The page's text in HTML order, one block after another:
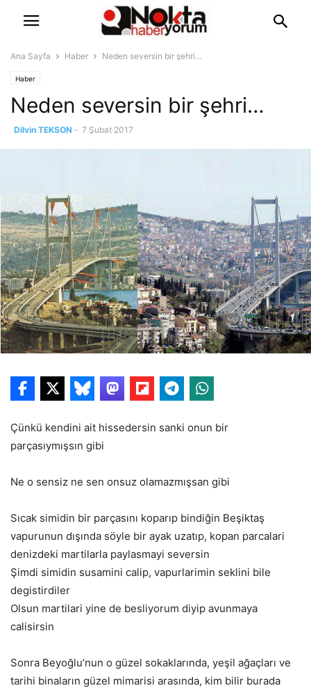
Ana Sayfa Haber Neden seversin bir şehri…
Haber
Neden seversin bir şehri…
Dilvin TEKSON - 7 Şubat 2017
Çünkü kendini ait hissedersin sanki onun bir
parçasıymışsın gibi
Ne o sensiz ne sen onsuz olamazmışsan gibi
Sıcak simidin bir parçasını koparıp bindiğin Beşiktaş
vapurunun dışında söyle bir ayak uzatıp, kopan parcalari
denizdeki martilarla paylasmayi seversin
Şimdi simidin susamini calip, vapurlarimin seklini bile
degistirdiler
Olsun martilari yine de besliyorum diyip avunmaya
calisirsin
Sonra Beyoğlu’nun o güzel sokaklarında, yeşil ağaçları ve
tarihi binaların güzel mimarisi arasında, kim bilir burada